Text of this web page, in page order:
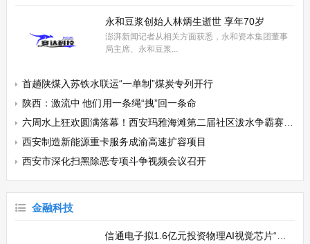
永和豆浆创始人林炳生逝世 享年70岁
澎湃新闻记者从相关方面获悉，永和资本集团董事
局主席、永和豆浆...
首趟陕煤入苏铁水联运“一单制”煤炭专列开行
陕西：激流中 他们用一条绳“拽”回一条命
六周水上狂欢圆满落幕！西安玛雅海滩第二届社区泼水争霸赛收官之战燃动盛夏
西安制造新能源重卡服务成渝高速扩容项目
西安市深化扫黑除恶专项斗争视频会议召开
金融科技
信通电子拟1.6亿元投资物理AI视觉芯片“小巨人” AIoT战略加速落地